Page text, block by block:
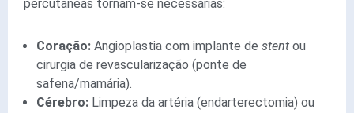
percutâneas tornam-se necessárias:
Coração: Angioplastia com implante de stent ou
cirurgia de revascularização (ponte de
safena/mamária).
Cérebro: Limpeza da artéria (endarterectomia) ou